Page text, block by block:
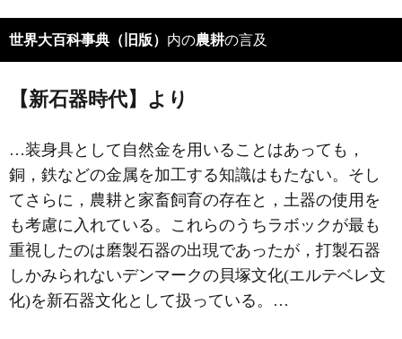
世界大百科事典（旧版） 内の農耕の言及
【新石器時代】より
…装身具として自然金を用いることはあっても，
銅，鉄などの金属を加工する知識はもたない。そし
てさらに，農耕と家畜飼育の存在と，土器の使用を
も考慮に入れている。これらのうちラボックが最も
重視したのは磨製石器の出現であったが，打製石器
しかみられないデンマークの貝塚文化(エルテベレ文
化)を新石器文化として扱っている。…